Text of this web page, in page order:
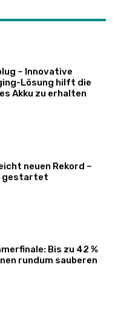
– Innovative
Lösung hilft die
Akku zu erhalten
neuen Rekord –
gestartet
Bis zu 42 %
rundum sauberen